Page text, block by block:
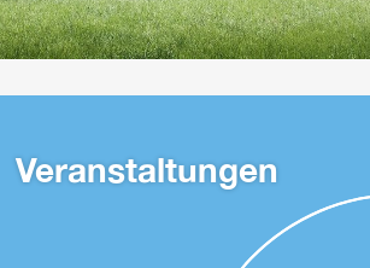
Veranstaltungen